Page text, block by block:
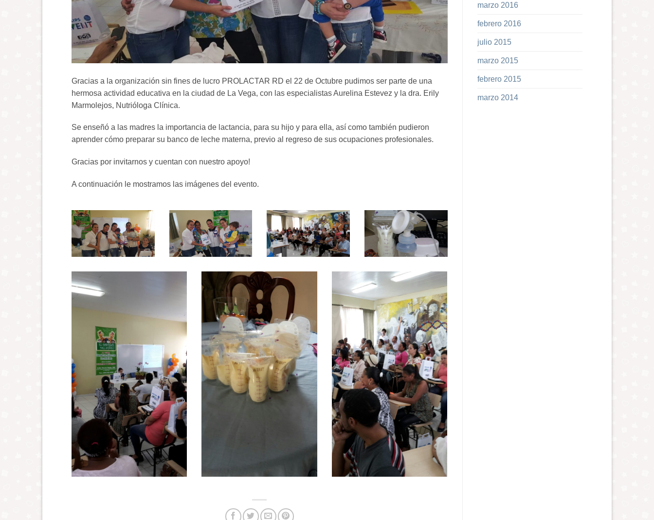
Gracias a la organización sin fines de lucro PROLACTAR RD el 22 de Octubre pudimos ser parte de una
hermosa actividad educativa en la ciudad de La Vega, con las especialistas Aurelina Estevez y la dra. Erily
Marmolejos, Nutrióloga Clínica.
Se enseñó a las madres la importancia de lactancia, para su hijo y para ella, así como también pudieron
aprender cómo preparar su banco de leche materna, previo al regreso de sus ocupaciones profesionales.
Gracias por invitarnos y cuentan con nuestro apoyo!
A continuación le mostramos las imágenes del evento.
marzo 2016
febrero 2016
julio 2015
marzo 2015
febrero 2015
marzo 2014